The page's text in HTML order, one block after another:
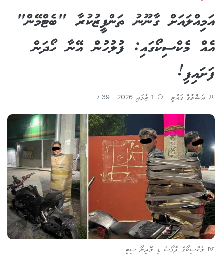
އަމިއްލައަށް ގާނޫނު ތަންފީޒުކުރާ "ބެޓްމޭން"
އެއް މެކްސިކޯގައި: ފުލުހުން އޭނާ ހޯދަން
ފަށައިފި!
އަޝްވާގް ފައުޒީ
މެކްސިކޯގެ ލާގޯސް ޑި މޮރީނޯ ސިޓީ